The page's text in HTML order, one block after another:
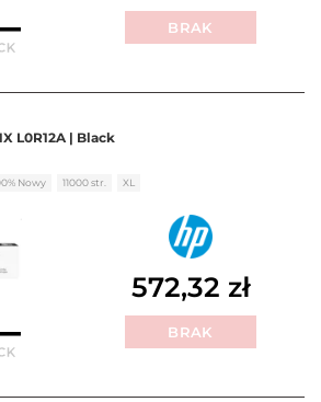
BRAK
L0R12A | Black
0na 5
Nowy 11000 str. XL
572,32 zł
BRAK